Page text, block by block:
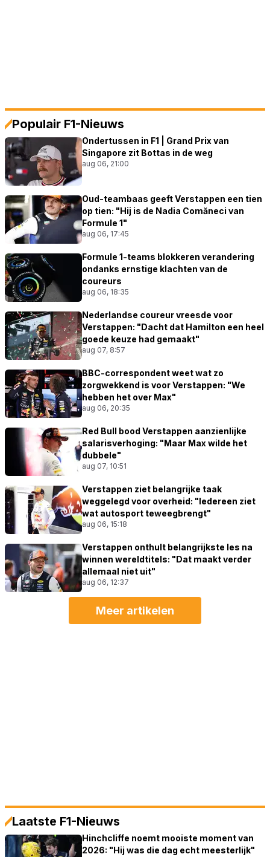
Populair F1-Nieuws
Ondertussen in F1 | Grand Prix van
Singapore zit Bottas in de weg
aug 06, 21:00
Oud-teambaas geeft Verstappen een tien
op tien: "Hij is de Nadia Comăneci van
Formule 1"
aug 06, 17:45
Formule 1-teams blokkeren verandering
ondanks ernstige klachten van de
coureurs
aug 06, 18:35
Nederlandse coureur vreesde voor
Verstappen: "Dacht dat Hamilton een heel
goede keuze had gemaakt"
aug 07, 8:57
BBC-correspondent weet wat zo
zorgwekkend is voor Verstappen: "We
hebben het over Max"
aug 06, 20:35
Red Bull bood Verstappen aanzienlijke
salarisverhoging: "Maar Max wilde het
dubbele"
aug 07, 10:51
Verstappen ziet belangrijke taak
weggelegd voor overheid: "Iedereen ziet
wat autosport teweegbrengt"
aug 06, 15:18
Verstappen onthult belangrijkste les na
winnen wereldtitels: "Dat maakt verder
allemaal niet uit"
aug 06, 12:37
Meer artikelen
Laatste F1-Nieuws
Hinchcliffe noemt mooiste moment van
2026: "Hij was die dag echt meesterlijk"